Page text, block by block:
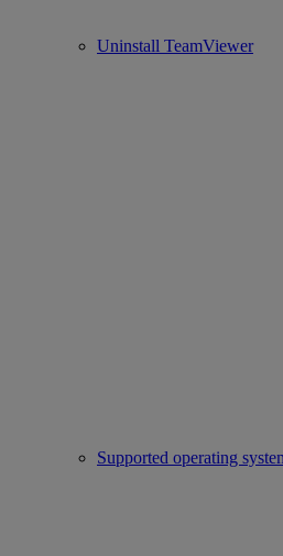
Uninstall TeamViewer
Supported operating